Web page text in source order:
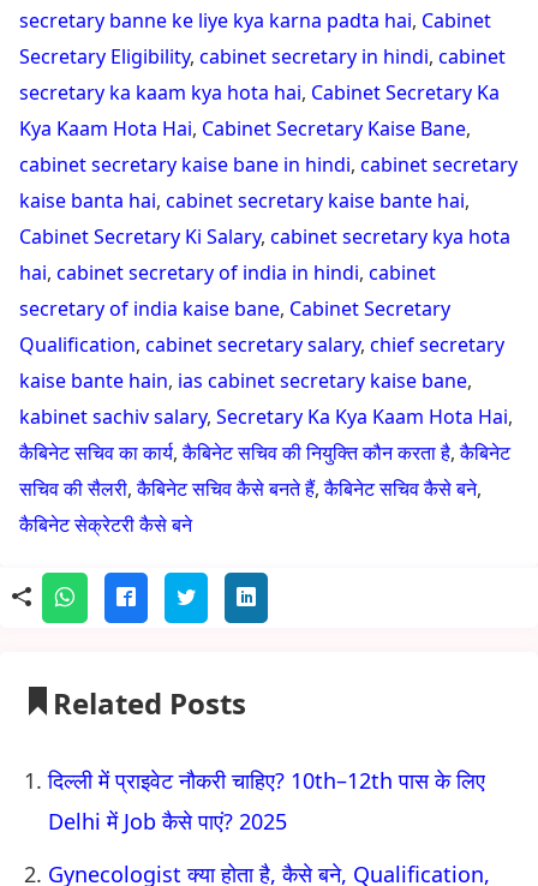
secretary banne ke liye kya karna padta hai, Cabinet
Secretary Eligibility, cabinet secretary in hindi, cabinet
secretary ka kaam kya hota hai, Cabinet Secretary Ka
Kya Kaam Hota Hai, Cabinet Secretary Kaise Bane,
cabinet secretary kaise bane in hindi, cabinet secretary
kaise banta hai, cabinet secretary kaise bante hai,
Cabinet Secretary Ki Salary, cabinet secretary kya hota
hai, cabinet secretary of india in hindi, cabinet
secretary of india kaise bane, Cabinet Secretary
Qualification, cabinet secretary salary, chief secretary
kaise bante hain, ias cabinet secretary kaise bane,
kabinet sachiv salary, Secretary Ka Kya Kaam Hota Hai,
कैबिनेट सचिव का कार्य,कैबिनेट सचिव की नियुक्ति कौन करता है,कैबिनेट
सचिव की सैलरी,कैबिनेट सचिव कैसे बनते हैं,कैबिनेट सचिव कैसे बने,
कैबिनेट सेक्रेटरी कैसे बने
Related Posts
दिल्ली में प्राइवेट नौकरी चाहिए? 10th–12th पास के लिए
Delhi में Job कैसे पाएं? 2025
Gynecologist क्या होता है, कैसे बने, Qualification,